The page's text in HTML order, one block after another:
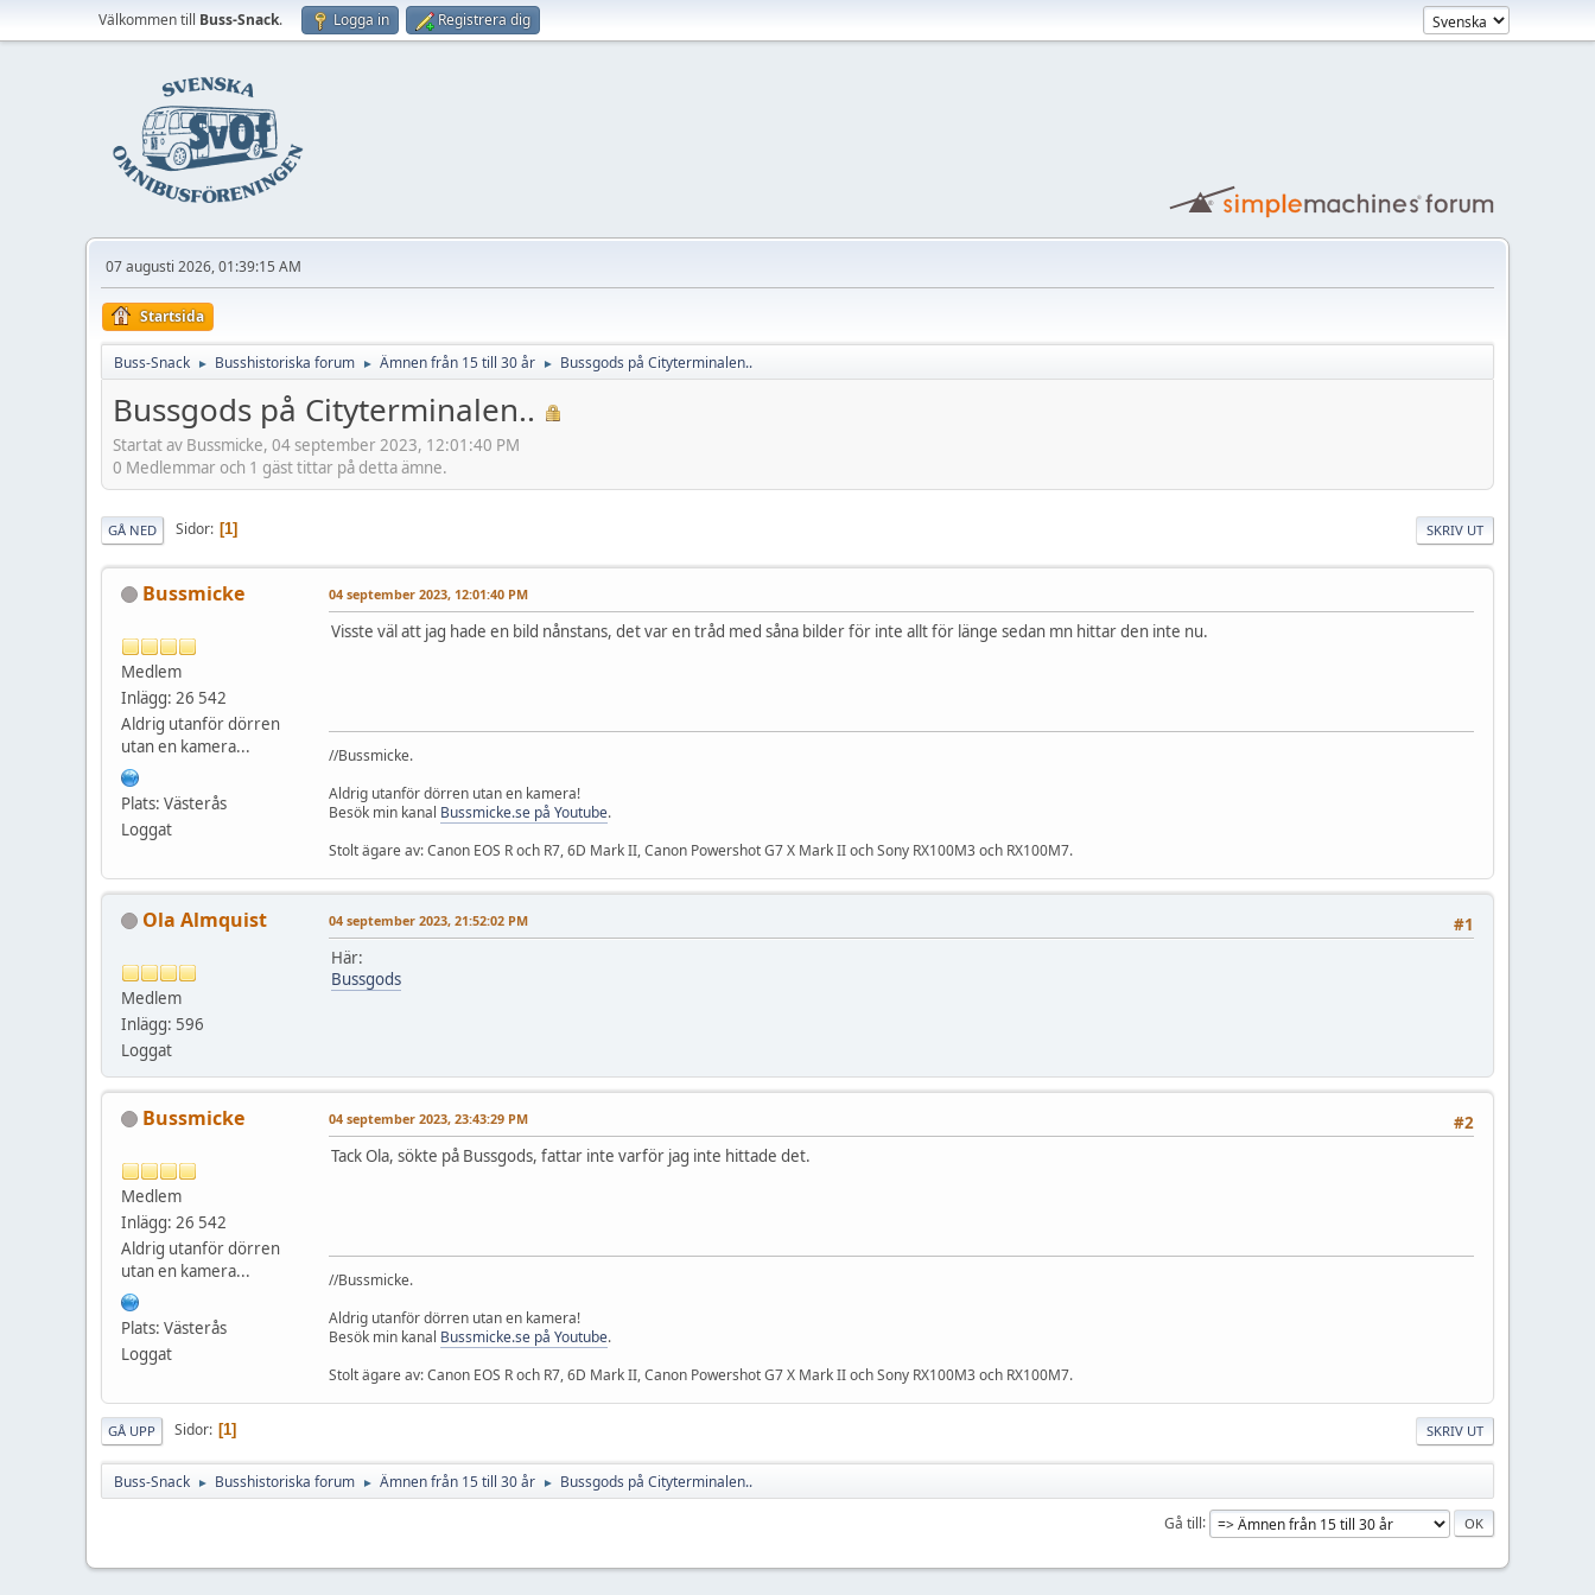
Välkommen till Buss-Snack. Logga in Registrera dig
07 augusti 2026, 01:39:15 AM
Startsida
Buss-Snack ► Busshistoriska forum ► Ämnen från 15 till 30 år ► Bussgods på Cityterminalen..
Bussgods på Cityterminalen..
Startat av Bussmicke, 04 september 2023, 12:01:40 PM
0 Medlemmar och 1 gäst tittar på detta ämne.
SKRIV UT
GÅ NED Sidor 1
Bussmicke
Medlem
Inlägg: 26 542
Aldrig utanför dörren
utan en kamera...
Plats: Västerås
Loggat
04 september 2023, 12:01:40 PM
Visste väl att jag hade en bild nånstans, det var en tråd med såna bilder för inte allt för länge sedan mn hittar den inte nu.
//Bussmicke.
Aldrig utanför dörren utan en kamera!
Besök min kanal Bussmicke.se på Youtube.
Stolt ägare av: Canon EOS R och R7, 6D Mark II, Canon Powershot G7 X Mark II och Sony RX100M3 och RX100M7.
Ola Almquist
Medlem
Inlägg: 596
Loggat
#1
04 september 2023, 21:52:02 PM
Här:
Bussgods
Bussmicke
Medlem
Inlägg: 26 542
Aldrig utanför dörren
utan en kamera...
Plats: Västerås
Loggat
#2
04 september 2023, 23:43:29 PM
Tack Ola, sökte på Bussgods, fattar inte varför jag inte hittade det.
//Bussmicke.
Aldrig utanför dörren utan en kamera!
Besök min kanal Bussmicke.se på Youtube.
Stolt ägare av: Canon EOS R och R7, 6D Mark II, Canon Powershot G7 X Mark II och Sony RX100M3 och RX100M7.
SKRIV UT
GÅ UPP Sidor 1
Buss-Snack ► Busshistoriska forum ► Ämnen från 15 till 30 år ► Bussgods på Cityterminalen..
Gå till